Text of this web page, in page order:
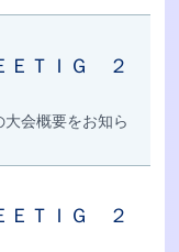
ＥＴＩＧ ２
会概要をお知ら
ＥＴＩＧ ２